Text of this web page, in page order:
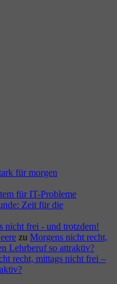
für morgen
für IT-Probleme
Zeit für die
nicht frei - und trotzdem!
zu Morgens nicht recht,
Lehrberuf so attraktiv?
recht, mittags nicht frei –